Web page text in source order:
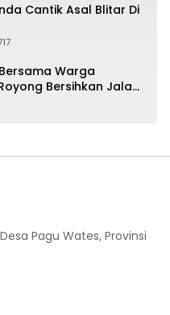
Cantik Asal Blitar Di
Warga
Bersihkan Jalan
Pagu Wates, Provinsi